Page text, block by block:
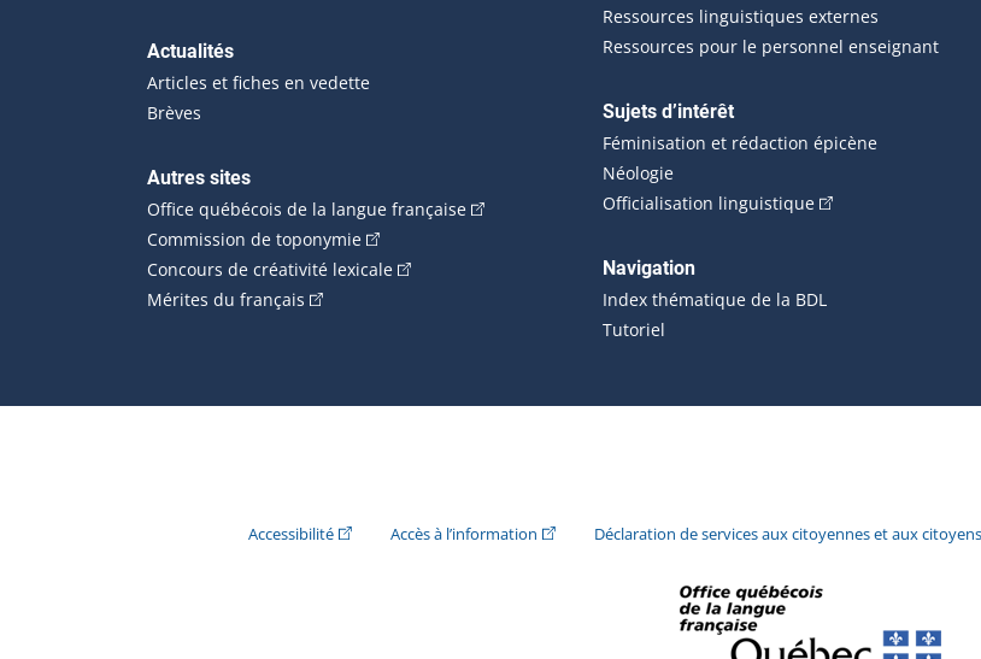
Actualités
Articles et fiches en vedette
Brèves
Autres sites
Office québécois de la langue française(Cet hyperlien externe s'ouvrira dans une nouvelle fenêtre.)
Commission de toponymie(Cet hyperlien externe s'ouvrira dans une nouvelle fenêtre.)
Concours de créativité lexicale(Cet hyperlien externe s'ouvrira dans une nouvelle fenêtre.)
Mérites du français (Cet hyperlien externe s'ouvrira dans une nouvelle fenêtre.)
Ressources linguistiques externes
Ressources pour le personnel enseignant
Sujets d’intérêt
Féminisation et rédaction épicène
Néologie
Officialisation linguistique(Cet hyperlien
Navigation
Index thématique de la BDL
Tutoriel
Accessibilité(Cet hyperlien externe s'ouvrira dans une nouvelle fenêtre.)
Accès à l’information (Cet hyperlien externe s'ouvrira dans une nouvelle fenêtre.)
Déclaration de services aux citoyennes et aux citoyens